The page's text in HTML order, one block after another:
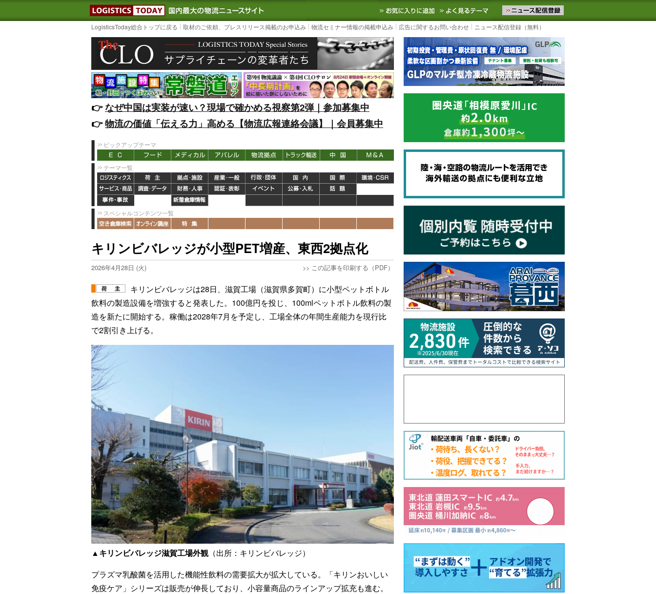
LOGISTICS TODAY｜国内最大の物流ニュースサイト3PL, SCMなど国内外の最新の物流ニュースをお届けします。物流ニュースメール配信を登録す
お気に入りに追加 よく見るテーマ
LogisticsToday総合トップに戻る 取材のご依頼、プレスリリース掲載のお申込み 物流セミナー情報の掲載申込み 広告に関するお問い合わせ ニュース配信登録（無料）
👉️なぜ中国は実装が速い？現場で確かめる視察第2弾｜参加募集中
👉️物流の価値「伝える力」高める【物流広報連絡会議】｜会員募集中
ピックアップテーマ
テーマ一覧
スペシャルコンテンツ一覧
キリンビバレッジが小型PET増産、東西2拠点化
2026年4月28日 (火) >> この記事を印刷する（PDF）
キリンビバレッジは28日、滋賀工場（滋賀県多賀町）に小型ペットボトル
飲料の製造設備を増強すると発表した。100億円を投じ、100mlペットボトル飲料の製
造を新たに開始する。稼働は2028年7月を予定し、工場全体の年間生産能力を現行比
で2割引き上げる。
▲キリンビバレッジ滋賀工場外観（出所：キリンビバレッジ）
プラズマ乳酸菌を活用した機能性飲料の需要拡大が拡大している。「キリンおいしい
免疫ケア」シリーズは販売が伸長しており、小容量商品のラインアップ拡充も進む。